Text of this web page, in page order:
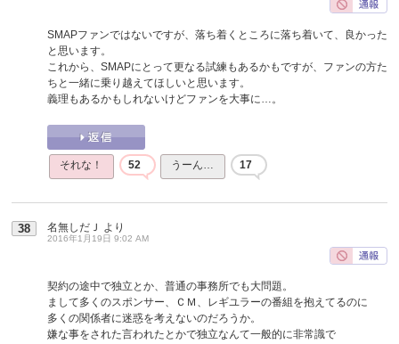
SMAPファンではないですが、落ち着くところに落ち着いて、良かった
と思います。
これから、SMAPにとって更なる試練もあるかもですが、ファンの方た
ちと一緒に乗り越えてほしいと思います。
義理もあるかもしれないけどファンを大事に…。
それな！ 52 うーん… 17
38 名無しだＪ より
2016年1月19日 9:02 AM
契約の途中で独立とか、普通の事務所でも大問題。
まして多くのスポンサー、ＣＭ、レギユラーの番組を抱えてるのに
多くの関係者に迷惑を考えないのだろうか。
嫌な事をされた言われたとかで独立なんて一般的に非常識で